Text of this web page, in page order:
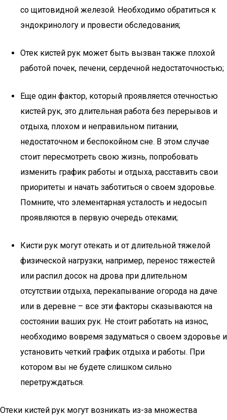
со щитовидной железой. Необходимо обратиться к
эндокринологу и провести обследования;
Отек кистей рук может быть вызван также плохой
работой почек, печени, сердечной недостаточностью;
Еще один фактор, который проявляется отечностью
кистей рук, это длительная работа без перерывов и
отдыха, плохом и неправильном питании,
недостаточном и беспокойном сне. В этом случае
стоит пересмотреть свою жизнь, попробовать
изменить график работы и отдыха, расставить свои
приоритеты и начать заботиться о своем здоровье.
Помните, что элементарная усталость и недосып
проявляются в первую очередь отеками;
Кисти рук могут отекать и от длительной тяжелой
физической нагрузки, например, перенос тяжестей
или распил досок на дрова при длительном
отсутствии отдыха, перекапывание огорода на даче
или в деревне – все эти факторы сказываются на
состоянии ваших рук. Не стоит работать на износ,
необходимо вовремя задуматься о своем здоровье и
установить четкий график отдыха и работы. При
котором вы не будете слишком сильно
перетруждаться.
Отеки кистей рук могут возникать из-за множества